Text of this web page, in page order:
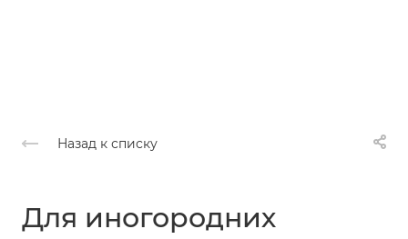
Назад к списку
Для иногородних